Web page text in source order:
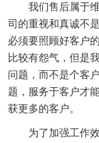
我们售后属于
司的重视和真诚不
必须要照顾好客户
比较有怨气，但是
问题，而不是个客
题，服务于客户才
获更多的客户。
为了加强工作